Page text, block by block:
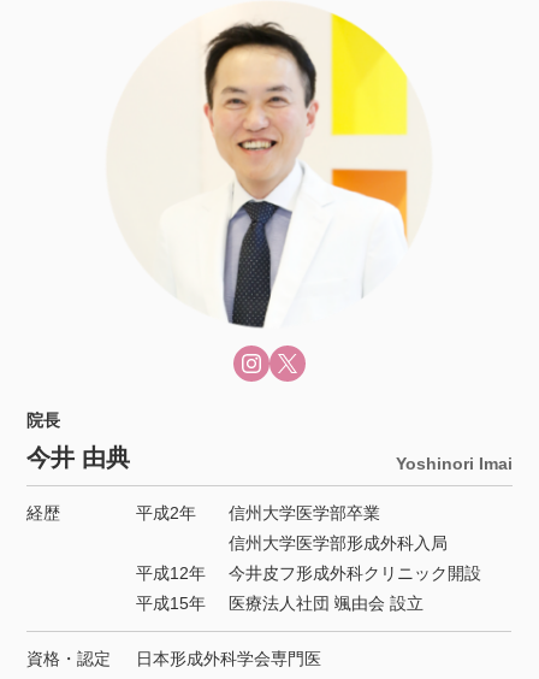
院長
今井 由典 Yoshinori Imai
経歴 平成2年
信州大学医学部卒業
信州大学医学部形成外科入局
平成12年
今井皮フ形成外科クリニック開設
平成15年
医療法人社団 颯由会 設立
資格・認定 日本形成外科学会専門医